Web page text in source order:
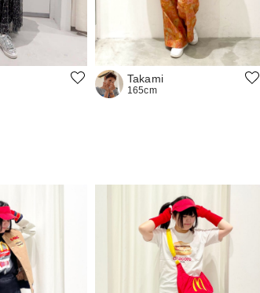
Takami
165cm